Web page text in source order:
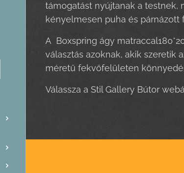
támogatást nyújtanak a testnek,
kényelmesen puha és
A Boxspring ágy
választás azoknak, akik szeretik
méretű fekvőfelületen
Válassza a Stil Gallery Bútor